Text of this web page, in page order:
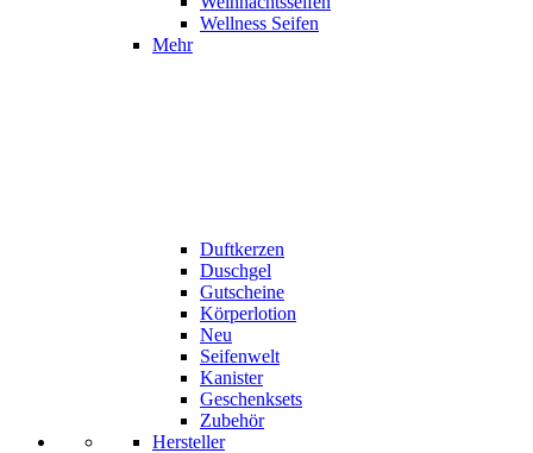
Wellness Seifen
Mehr
Duftkerzen
Duschgel
Gutscheine
Körperlotion
Neu
Seifenwelt
Kanister
Geschenksets
Zubehör
Hersteller